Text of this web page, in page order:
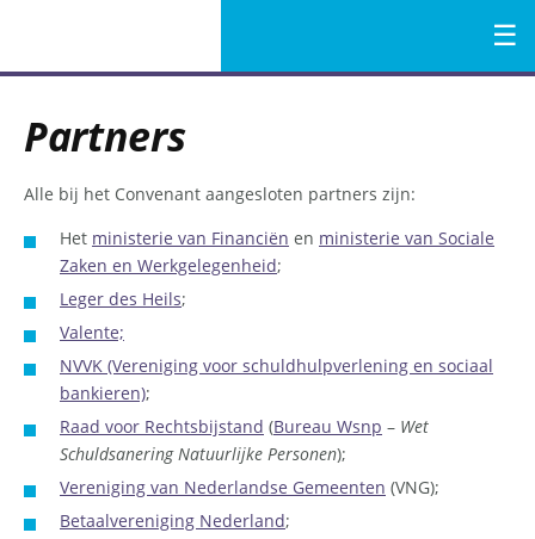
inhoud
Menu
Partners
Alle bij het Convenant aangesloten partners zijn:
Het ministerie van Financiën en ministerie van Sociale
Zaken en Werkgelegenheid;
Leger des Heils;
Valente;
NVVK (Vereniging voor schuldhulpverlening en sociaal
bankieren);
Raad voor Rechtsbijstand (Bureau Wsnp – Wet
Schuldsanering Natuurlijke Personen);
Vereniging van Nederlandse Gemeenten (VNG);
Betaalvereniging Nederland;